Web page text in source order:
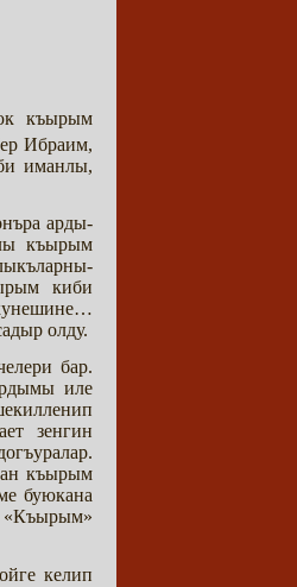
къырым
Ибраим,
иманлы,
арды-
къырым
киби
олду.
бар.
иле
зенгин
къырым
буюкана
«Къырым»
келип